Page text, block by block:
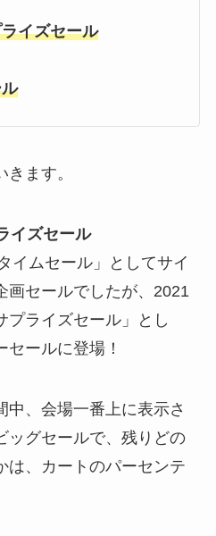
イズセール
ます。
イズセール
イムセール」としてサイ
画セールでしたが、2021
プライズセール」とし
ールに登場！
中、会場一番上に表示さ
ッグセールで、残りどの
は、カートのパーセンテ